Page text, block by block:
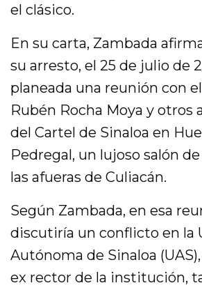
el clásico.
En su carta, Zambada
su arresto, el 25 de julio de
planeada una reunión con
Rubén Rocha Moya y otros
del Cartel de Sinaloa en
Pedregal, un lujoso salón
las afueras de Culiacán.
Según Zambada, en esa
discutiría un conflicto en la
Autónoma de Sinaloa
ex rector de la institución,